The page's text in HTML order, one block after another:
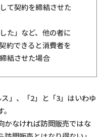
て契約を締結させた
た」など、他の者に
約できると消費者を
結させた場合
」、「2」と「3」はいわゆ
かなければ訪問販売ではな